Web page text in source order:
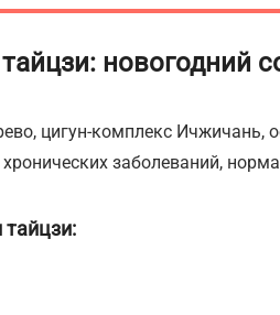
новогодний
цигун-комплекс
заболеваний,